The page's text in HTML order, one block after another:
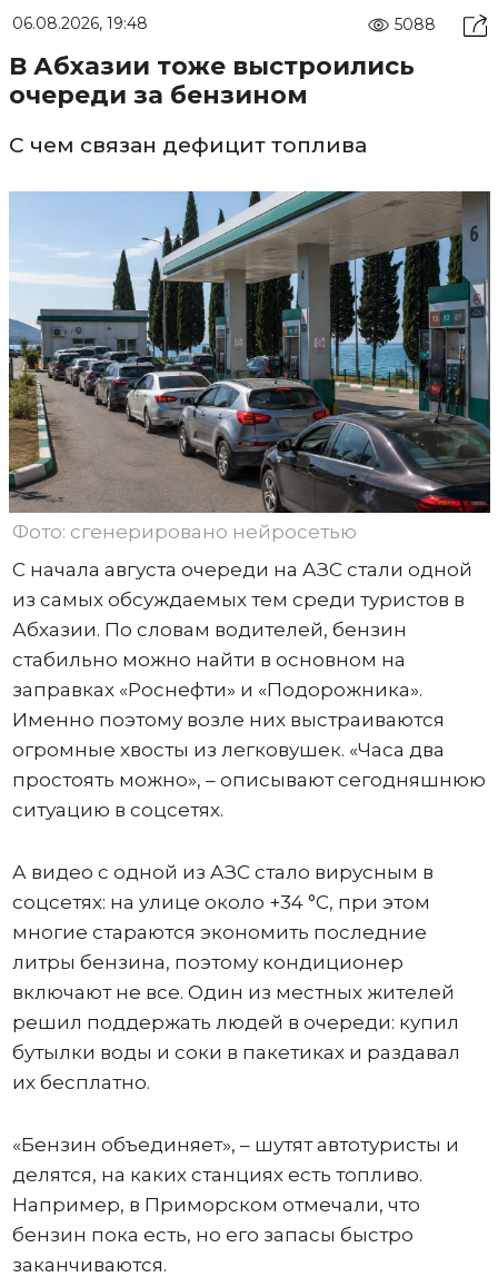
06.08.2026, 19:48 5088
В Абхазии тоже выстроились
очереди за бензином
С чем связан дефицит топлива
Фото: сгенерировано нейросетью
С начала августа очереди на АЗС стали одной
из самых обсуждаемых тем среди туристов в
Абхазии. По словам водителей, бензин
стабильно можно найти в основном на
заправках «Роснефти» и «Подорожника».
Именно поэтому возле них выстраиваются
огромные хвосты из легковушек. «Часа два
простоять можно», – описывают сегодняшнюю
ситуацию в соцсетях.
А видео с одной из АЗС стало вирусным в
соцсетях: на улице около +34 °C, при этом
многие стараются экономить последние
литры бензина, поэтому кондиционер
включают не все. Один из местных жителей
решил поддержать людей в очереди: купил
бутылки воды и соки в пакетиках и раздавал
их бесплатно.
«Бензин объединяет», – шутят автотуристы и
делятся, на каких станциях есть топливо.
Например, в Приморском отмечали, что
бензин пока есть, но его запасы быстро
заканчиваются.